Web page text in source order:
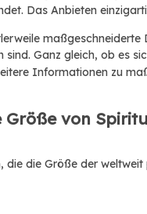
Das Anbieten
sind. Ganz gleich, ob es
Informationen zu
Größe von
die die Größe der